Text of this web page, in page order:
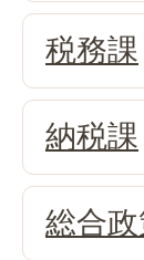
税務課
納税課
総合